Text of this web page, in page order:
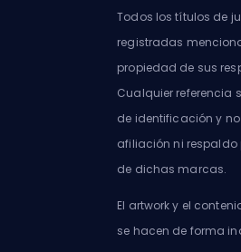
Todos los títulos de
registradas
propiedad de sus
Cualquier referencia
de identificación y
afiliación ni respaldo
de dichas marcas.
El artwork y el
se hacen de forma